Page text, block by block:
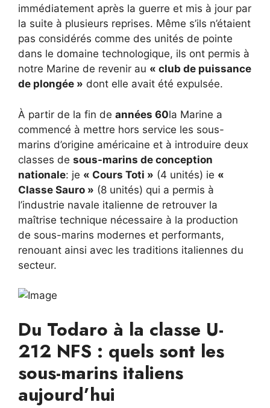
immédiatement après la guerre et mis à jour par
la suite à plusieurs reprises. Même s’ils n’étaient
pas considérés comme des unités de pointe
dans le domaine technologique, ils ont permis à
notre Marine de revenir au « club de puissance
de plongée » dont elle avait été expulsée.
À partir de la fin de années 60la Marine a
commencé à mettre hors service les sous-
marins d’origine américaine et à introduire deux
classes de sous-marins de conception
nationale: je « Cours Toti » (4 unités) ie «
Classe Sauro » (8 unités) qui a permis à
l’industrie navale italienne de retrouver la
maîtrise technique nécessaire à la production
de sous-marins modernes et performants,
renouant ainsi avec les traditions italiennes du
secteur.
Du Todaro à la classe U-
212 NFS : quels sont les
sous-marins italiens
aujourd’hui